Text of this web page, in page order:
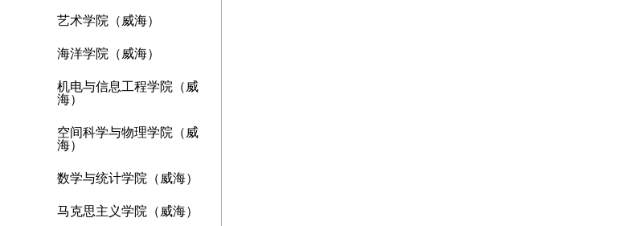
艺术学院（威海）
海洋学院（威海）
机电与信息工程学院（威
海）
空间科学与物理学院（威
海）
数学与统计学院（威海）
马克思主义学院（威海）